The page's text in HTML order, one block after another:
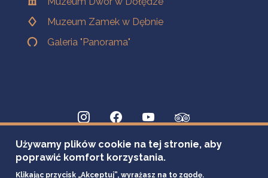
Muzeum Zamek w Dębnie
Galeria "Panorama"
Używamy plików cookie na tej stronie, aby
poprawić komfort korzystania.
Klikając przycisk „Akceptuj”, wyrażasz na to zgodę.